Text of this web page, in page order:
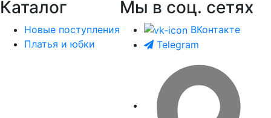
Каталог
Новые поступления
Платья и юбки
Мы в соц. сетях
ВКонтакте
Telegram